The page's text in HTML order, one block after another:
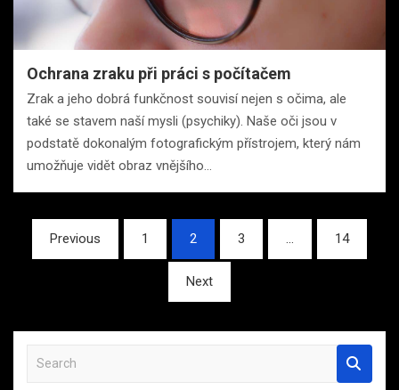
Ochrana zraku při práci s počítačem
Zrak a jeho dobrá funkčnost souvisí nejen s očima, ale
také se stavem naší mysli (psychiky). Naše oči jsou v
podstatě dokonalým fotografickým přístrojem, který nám
umožňuje vidět obraz vnějšího…
Stránkování
příspěvků
Previous 1 2 3 14
Next